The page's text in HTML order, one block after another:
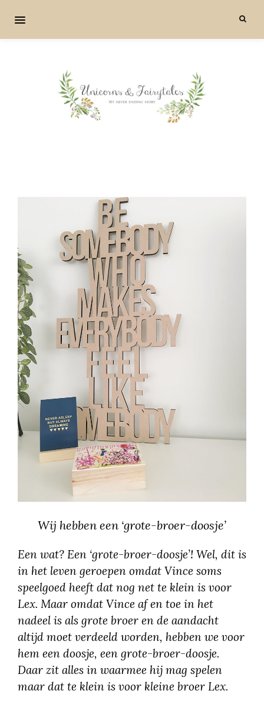
Wij hebben een ‘grote-broer-doosje’
Een wat? Een ‘grote-broer-doosje’! Wel, dit is
in het leven geroepen omdat Vince soms
speelgoed heeft dat nog net te klein is voor
Lex. Maar omdat Vince af en toe in het
nadeel is als grote broer en de aandacht
altijd moet verdeeld worden, hebben we voor
hem een doosje, een grote-broer-doosje.
Daar zit alles in waarmee hij mag spelen
maar dat te klein is voor kleine broer Lex.